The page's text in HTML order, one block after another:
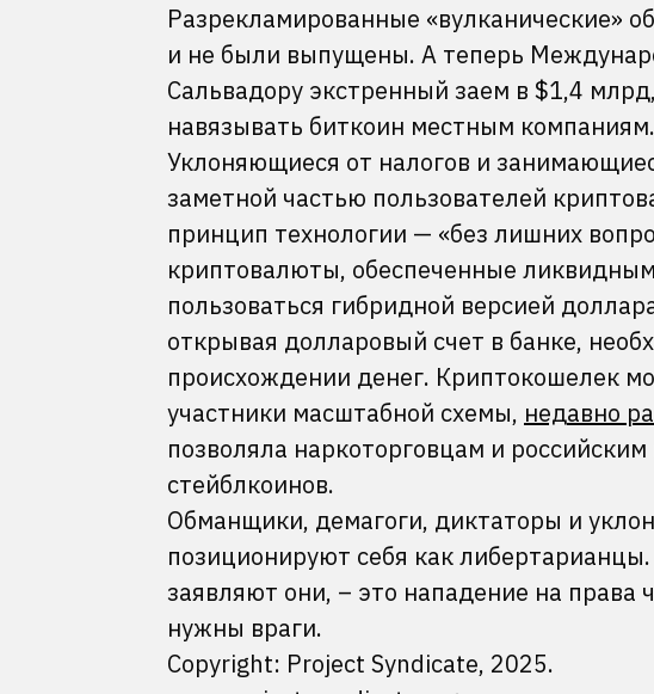
Разрекламированные «вулканические»
и не были выпущены. А теперь
Сальвадору экстренный заем в $1,4 млрд,
навязывать биткоин местным компаниям.
Уклоняющиеся от налогов и
заметной частью пользователей
принцип технологии — «без лишних
криптовалюты, обеспеченные
пользоваться гибридной версией
открывая долларовый счет в банке,
происхождении денег. Криптокошелек
участники масштабной схемы, недавно
позволяла наркоторговцам и
стейблкоинов.
Обманщики, демагоги, диктаторы и
позиционируют себя как
заявляют они, – это нападение на права
нужны враги.
Copyright: Project Syndicate, 2025.